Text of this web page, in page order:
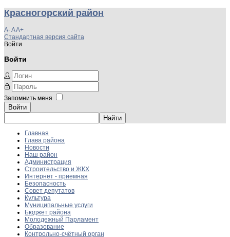
Красногорский район
A-AA+
Стандартная версия сайта
Войти
Войти
Запомнить меня
Войти
Главная
Глава района
Новости
Наш район
Администрация
Строительство и ЖКХ
Интернет - приемная
Безопасность
Совет депутатов
Культура
Муниципальные услуги
Бюджет района
Молодежный Парламент
Образование
Контрольно-счётный орган